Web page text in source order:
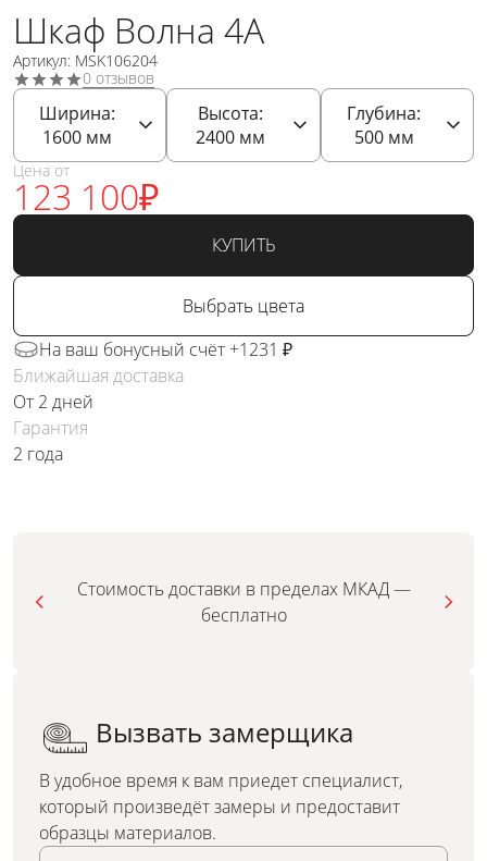
Шкаф Волна 4А
Артикул: MSK106204
0 отзывов
Ширина:
1600мм
Высота:
2400мм
Глубина:
500мм
Цена от
123 100₽
КУПИТЬ
Выбрать цвета
На ваш бонусный счёт +1231 ₽
Ближайшая доставка
От 2 дней
Гарантия
2 года
Стоимость доставки в пределах МКАД —
бесплатно
Вызвать замерщика
В удобное время к вам приедет специалист,
который произведёт замеры и предоставит
образцы материалов.